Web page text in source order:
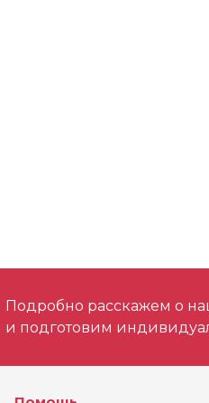
Подробно расскажем о
и подготовим